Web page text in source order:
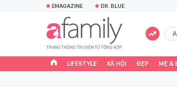
EMAGAZINE DR. BLUE
LIFESTYLE XÃ HỘI ĐẸP MẸ &